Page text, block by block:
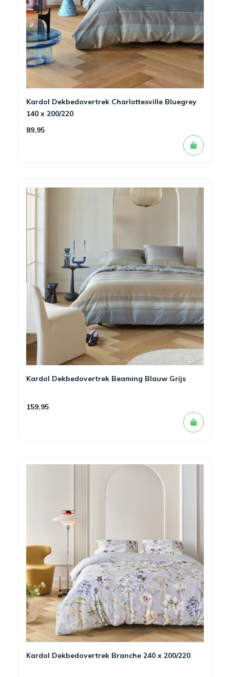
Kardol Dekbedovertrek Charlottesville Bluegrey
140 x 200/220
89,95
Kardol Dekbedovertrek Beaming Blauw Grijs
159,95
Kardol Dekbedovertrek Branche 240 x 200/220